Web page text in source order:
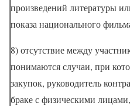
произведений литературы
показа национального
8) отсутствие между
понимаются случаи, при
закупок, руководитель
браке с физическими